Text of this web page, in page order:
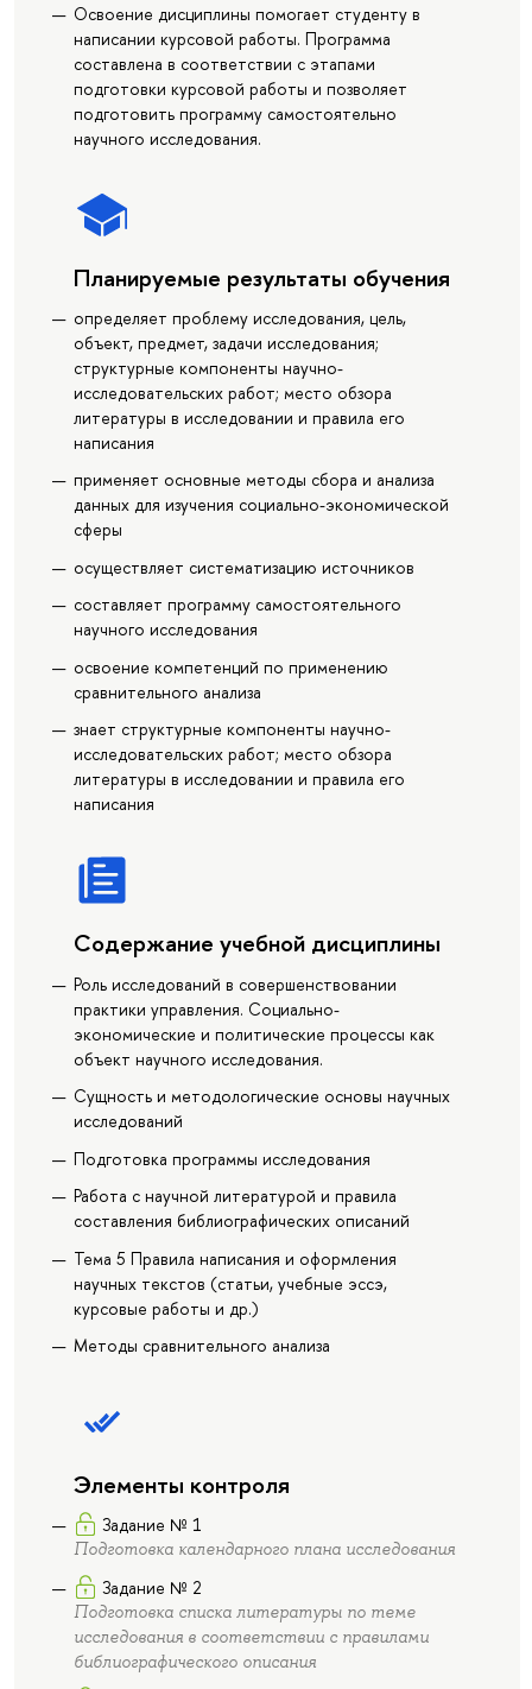
Освоение дисциплины помогает студенту в
написании курсовой работы. Программа
составлена в соответствии с этапами
подготовки курсовой работы и позволяет
подготовить программу самостоятельно
научного исследования.
Планируемые результаты обучения
определяет проблему исследования, цель,
объект, предмет, задачи исследования;
структурные компоненты научно-
исследовательских работ; место обзора
литературы в исследовании и правила его
написания
применяет основные методы сбора и анализа
данных для изучения социально-экономической
сферы
осуществляет систематизацию источников
составляет программу самостоятельного
научного исследования
освоение компетенций по применению
сравнительного анализа
знает структурные компоненты научно-
исследовательских работ; место обзора
литературы в исследовании и правила его
написания
Содержание учебной дисциплины
Роль исследований в совершенствовании
практики управления. Социально-
экономические и политические процессы как
объект научного исследования.
Сущность и методологические основы научных
исследований
Подготовка программы исследования
Работа с научной литературой и правила
составления библиографических описаний
Тема 5 Правила написания и оформления
научных текстов (статьи, учебные эссэ,
курсовые работы и др.)
Методы сравнительного анализа
Элементы контроля
Задание № 1
Подготовка календарного плана исследования
Задание № 2
Подготовка списка литературы по теме
исследования в соответствии с правилами
библиографического описания